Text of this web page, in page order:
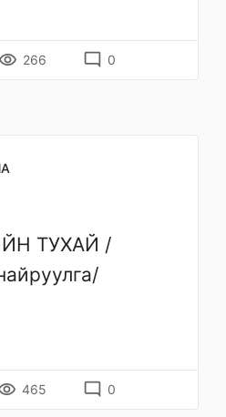
remove_red_eye 266 mode_comment 0
ТУХАЙ /
465 mode_comment 0